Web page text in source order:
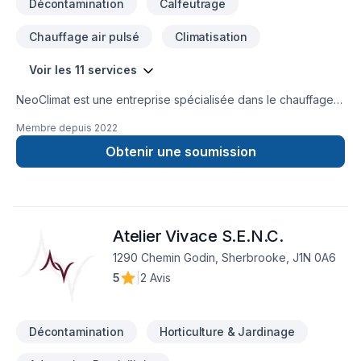
Décontamination Calfeutrage
Chauffage air pulsé Climatisation
Voir les 11 services
NeoClimat est une entreprise spécialisée dans le chauffage,
expertise technique et son service de qualité, offrant des
solutions de confort thermique adaptées aux besoins
résidentiels et commerciaux.
Membre depuis 2022
Obtenir une soumission
Atelier Vivace S.E.N.C.
1290 Chemin Godin, Sherbrooke, J1N 0A6
5
2 Avis
Décontamination Horticulture & Jardinage